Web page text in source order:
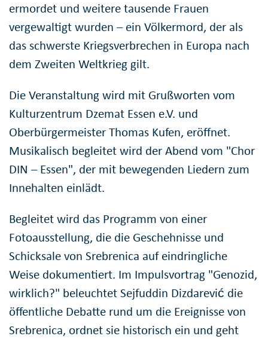
ermordet und weitere tausende Frauen
vergewaltigt wurden – ein Völkermord, der als
das schwerste Kriegsverbrechen in Europa nach
dem Zweiten Weltkrieg gilt.
Die Veranstaltung wird mit Grußworten vom
Kulturzentrum Dzemat Essen e.V. und
Oberbürgermeister Thomas Kufen, eröffnet.
Musikalisch begleitet wird der Abend vom "Chor
DIN – Essen", der mit bewegenden Liedern zum
Innehalten einlädt.
Begleitet wird das Programm von einer
Fotoausstellung, die die Geschehnisse und
Schicksale von Srebrenica auf eindringliche
Weise dokumentiert. Im Impulsvortrag "Genozid,
wirklich?" beleuchtet Sejfuddin Dizdarević die
öffentliche Debatte rund um die Ereignisse von
Srebrenica, ordnet sie historisch ein und geht